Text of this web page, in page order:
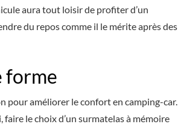
aura tout loisir de profiter d’un
du repos comme il le mérite après des
forme
pour améliorer le confort en camping-car.
le choix d’un surmatelas à mémoire